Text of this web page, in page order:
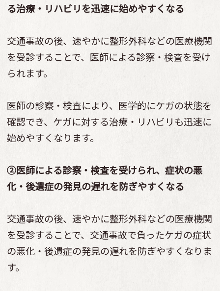
る治療・リハビリを迅速に始めやすくなる
交通事故の後、速やかに整形外科などの医療機関
を受診することで、医師による診察・検査を受け
られます。
医師の診察・検査により、医学的にケガの状態を
確認でき、ケガに対する治療・リハビリも迅速に
始めやすくなります。
②医師による診察・検査を受けられ、症状の悪
化・後遺症の発見の遅れを防ぎやすくなる
交通事故の後、速やかに整形外科などの医療機関
を受診することで、交通事故で負ったケガの症状
の悪化・後遺症の発見の遅れを防ぎやすくなりま
す。